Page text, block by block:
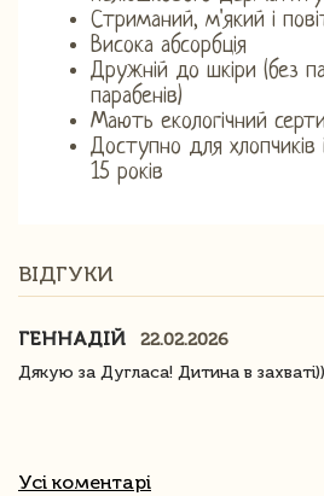
Стриманий, м'який і
Висока абсорбція
Дружній до шкіри (без
парабенів)
Мають екологічний
Доступно для хлопчиків
15 років
ВІДГУКИ
ГЕННАДІЙ
22.02.2026
Дякую за Дугласа! Дитина в
Усі коментарі